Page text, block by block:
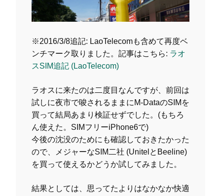
※2016/3/8追記: LaoTelecomも含めて再度ベ
ンチマーク取りました。記事はこちら: ラオ
スSIM追記 (LaoTelecom)
ラオスに来たのは二度目なんですが、前回は
試しに夜市で唆されるままにM-DataのSIMを
買って結局あまり検証せずでした。(もちろ
ん使えた。SIMフリーiPhone6で)
今後の沈没のためにも確認しておきたかった
ので、メジャーなSIM二社 (UnitelとBeeline)
を買って使えるかどうか試してみました。
結果としては、思ってたよりはなかなか快適